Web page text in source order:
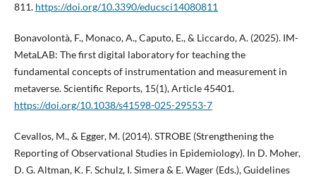
811. https://doi.org/10.3390/educsci14080811
Bonavolontà, F., Monaco, A., Caputo, E., & Liccardo, A. (2025). IM-
MetaLAB: The first digital laboratory for teaching the
fundamental concepts of instrumentation and measurement in
metaverse. Scientific Reports, 15(1), Article 45401.
https://doi.org/10.1038/s41598-025-29553-7
Cevallos, M., & Egger, M. (2014). STROBE (Strengthening the
Reporting of Observational Studies in Epidemiology). In D. Moher,
D. G. Altman, K. F. Schulz, I. Simera & E. Wager (Eds.), Guidelines